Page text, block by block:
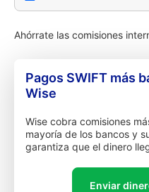
Ahórrate las comisiones
Pagos SWIFT más
Wise
Wise cobra comisiones
mayoría de los bancos y
garantiza que el dinero
Enviar